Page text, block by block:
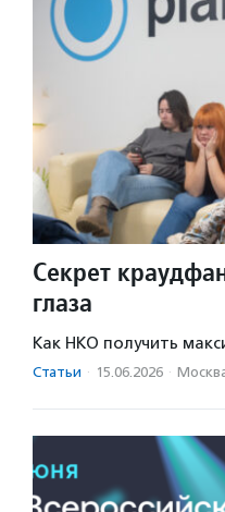
Секрет
глаза
Как НКО получить
Статьи · 15.06.2026 ·